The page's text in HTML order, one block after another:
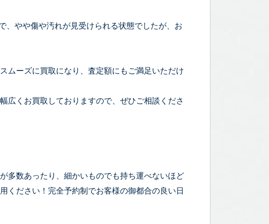
、やや傷や汚れが見受けられる状態でしたが、お
ムーズに買取になり、査定額にもご満足いただけ
広くお買取しておりますので、ぜひご相談くださ
多数あったり、細かいものでも持ち運べないほど
ください！完全予約制でお客様の御都合の良い日